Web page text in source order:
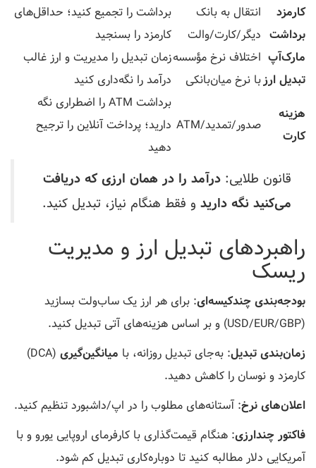
کارمزد
برداشت
انتقال به بانک
دیگر/کارت/والت
برداشت را تجمیع کنید؛ حداقل‌های
کارمزد را بسنجید
مارک‌آپ
تبدیل ارز
اختلاف نرخ مؤسسه
با نرخ میان‌بانکی
زمان تبدیل را مدیریت و ارز غالب
درآمد را نگه‌داری کنید
هزینه
کارت
صدور/تمدید/ATM
برداشت ATM را اضطراری نگه
دارید؛ پرداخت آنلاین را ترجیح
دهید
قانون طلایی: درآمد را در همان ارزی که دریافت
می‌کنید نگه دارید و فقط هنگام نیاز، تبدیل کنید.
راهبردهای تبدیل ارز و مدیریت
ریسک
بودجه‌بندی چندکیسه‌ای: برای هر ارز یک ساب‌ولت بسازید
(USD/EUR/GBP) و بر اساس هزینه‌های آتی تبدیل کنید.
زمان‌بندی تبدیل: به‌جای تبدیل روزانه، با میانگین‌گیری
(DCA)
کارمزد و نوسان را کاهش دهید.
اعلان‌های نرخ: آستانه‌های مطلوب را در اپ/داشبورد تنظیم کنید.
فاکتور چندارزی: هنگام قیمت‌گذاری با کارفرمای اروپایی یورو و با
آمریکایی دلار مطالبه کنید تا دوباره‌کاری تبدیل کم شود.